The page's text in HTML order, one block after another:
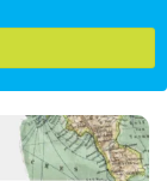
29 30
5 6